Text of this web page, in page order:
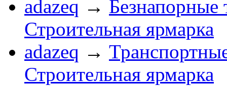
adazeq → Безнапорные
Строительная ярмарка
adazeq →
Строительная ярмарка